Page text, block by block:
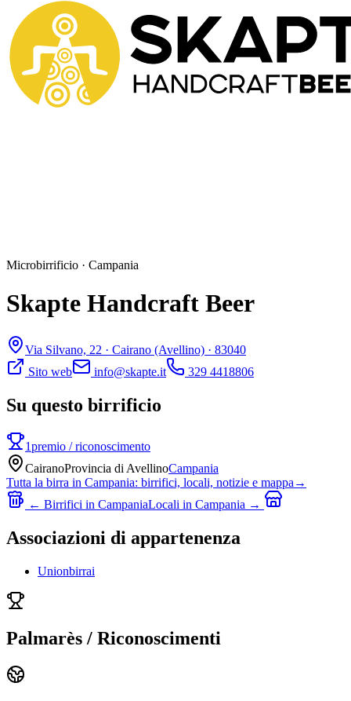
Microbirrificio · Campania
Skapte Handcraft Beer
Via Silvano, 22 · Cairano (Avellino) · 83040
Sito web
info@skapte.it 329 4418806
Su questo birrificio
1premio / riconoscimento
CairanoProvincia di AvellinoCampania
Tutta la birra in Campania: birrifici, locali, notizie e mappa →
← Birrifici in CampaniaLocali in Campania →
Associazioni di appartenenza
Unionbirrai
Palmarès / Riconoscimenti